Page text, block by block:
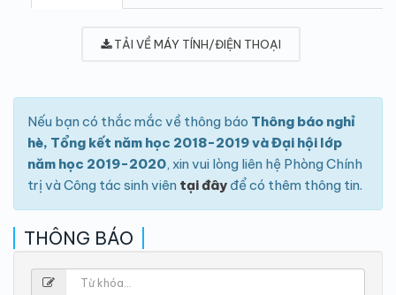
TẢI VỀ MÁY TÍNH/ĐIỆN THOẠI
Nếu bạn có thắc mắc về thông báo Thông báo nghỉ
hè, Tổng kết năm học 2018-2019 và Đại hội lớp
năm học 2019-2020, xin vui lòng liên hệ Phòng Chính
trị và Công tác sinh viên tại đây để có thêm thông tin.
THÔNG BÁO